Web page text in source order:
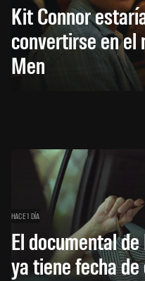
Kit Connor
convertirse en el
Men
HACE 1 DÍA
El documental
ya tiene fecha